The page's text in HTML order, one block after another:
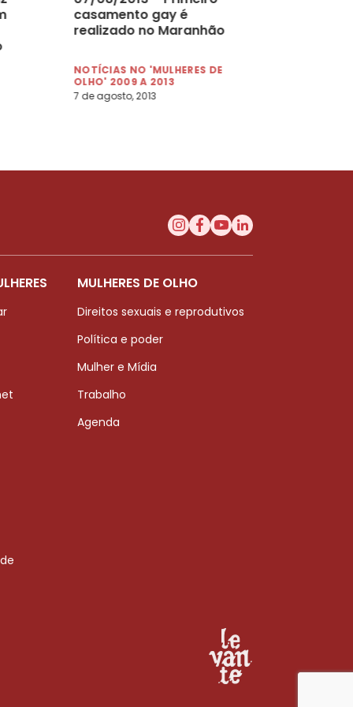
casamento gay é
realizado no Maranhão
NOTÍCIAS NO 'MULHERES DE
OLHO' 2009 A 2013
7 de agosto, 2013
MULHERES DE OLHO
Direitos sexuais e reprodutivos
Política e poder
Mulher e Mídia
Trabalho
Agenda